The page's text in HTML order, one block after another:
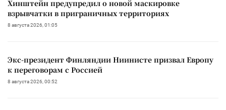
Хинштейн предупредил о новой маскировке
взрывчатки в приграничных территориях
8 августа 2026, 01:05
Экс-президент Финляндии Ниинисте призвал Европу
к переговорам с Россией
8 августа 2026, 00:52